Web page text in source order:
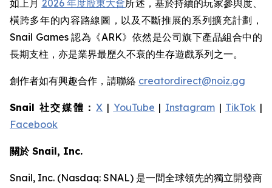
如上月 2026 年度股東大會所述，基於持續的玩家參與度、
橫跨多年的內容路線圖，以及不斷推展的系列擴充計劃，
Snail Games 認為《ARK》依然是公司旗下產品組合中的
長期支柱，亦是業界最歷久不衰的生存遊戲系列之一。
創作者如有興趣合作，請聯絡 creatordirect@noiz.gg
Snail 社交媒體：X | YouTube | Instagram| TikTok |
Facebook
關於 Snail, Inc.
Snail, Inc. (Nasdaq: SNAL) 是一間全球領先的獨立開發商